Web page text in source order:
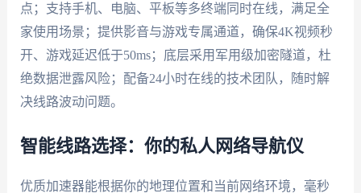
点；支持手机、电脑、平板等多终端同时在线，满足全
家使用场景；提供影音与游戏专属通道，确保4K视频秒
开、游戏延迟低于50ms；底层采用军用级加密隧道，杜
绝数据泄露风险；配备24小时在线的技术团队，随时解
决线路波动问题。
智能线路选择：你的私人网络导航仪
优质加速器能根据你的地理位置和当前网络环境，毫秒